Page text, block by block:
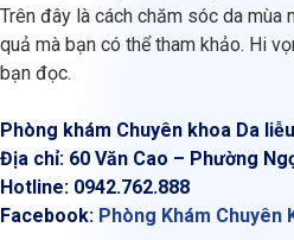
Trên đây là cách chăm sóc da mùa
quả mà bạn có thể tham khảo. Hi
bạn đọc.
Phòng khám Chuyên khoa Da
Địa chỉ: 60 Văn Cao – Phường
Hotline: 0942.762.888
Facebook: Phòng Khám Chuyên